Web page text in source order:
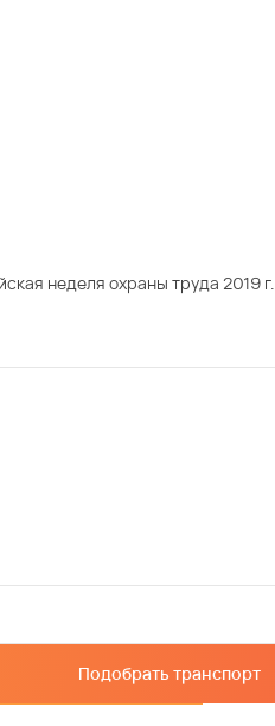
неделя охраны труда 2019 г.
Подобрать транспорт